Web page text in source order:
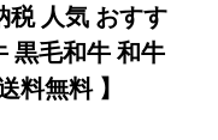
税 人気 おすす
黒毛和牛 和牛
料無料 】